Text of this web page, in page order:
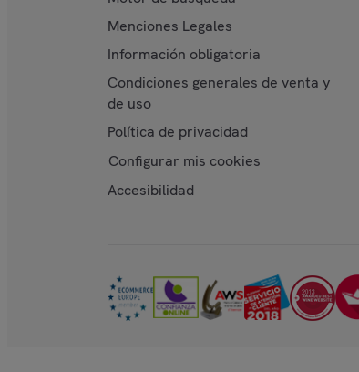
Menciones Legales
Información obligatoria
Condiciones generales de venta y
de uso
Política de privacidad
Configurar mis cookies
Accesibilidad